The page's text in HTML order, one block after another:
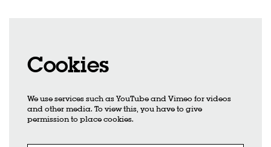
Cookies
We use services such as YouTube and Vimeo for videos
and other media. To view this, you have to give
permission to place cookies.